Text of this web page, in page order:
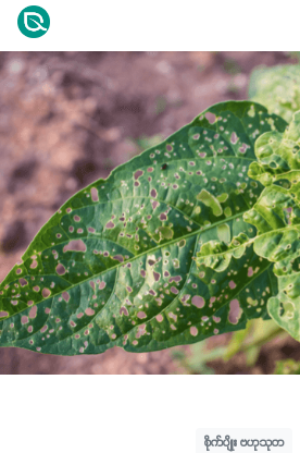
စိုက်ပျိုး ဗဟုသုတ